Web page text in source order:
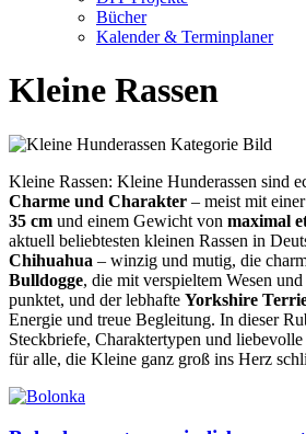
Bücher
Kalender & Terminplaner
Kleine Rassen
Kleine Rassen: Kleine Hunderassen sind
Charme und Charakter – meist mit
35 cm und einem Gewicht von maximal
aktuell beliebtesten kleinen Rassen in
Chihuahua – winzig und mutig, die
Bulldogge, die mit verspieltem Wesen
punktet, und der lebhafte Yorkshire
Energie und treue Begleitung. In dieser
Steckbriefe, Charaktertypen und
für alle, die Kleine ganz groß ins Herz